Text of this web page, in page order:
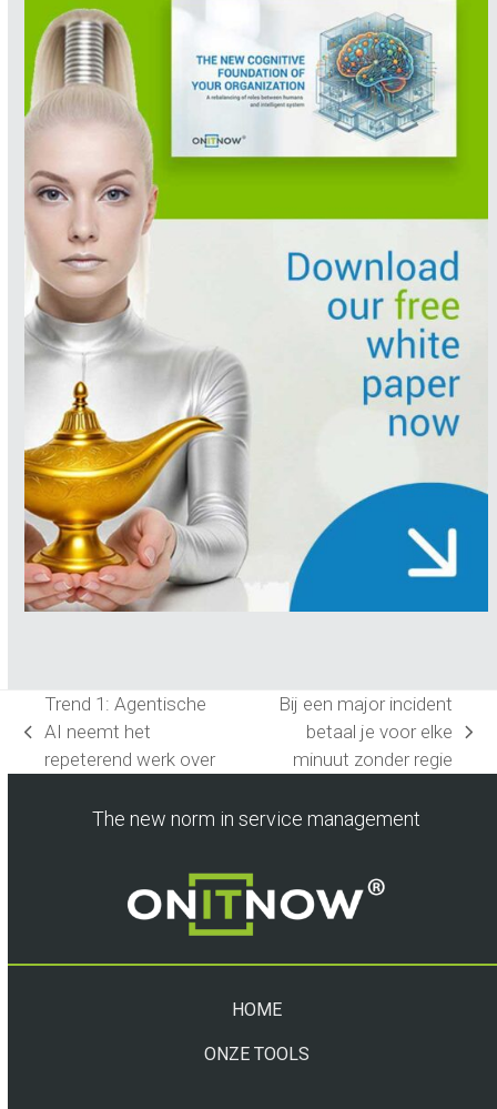
previous
post:
Trend 1: Agentische
AI neemt het
repeterend werk over
post:
Bij een major incident
betaal je voor elke
minuut zonder regie
The new norm in service management
HOME
ONZE TOOLS